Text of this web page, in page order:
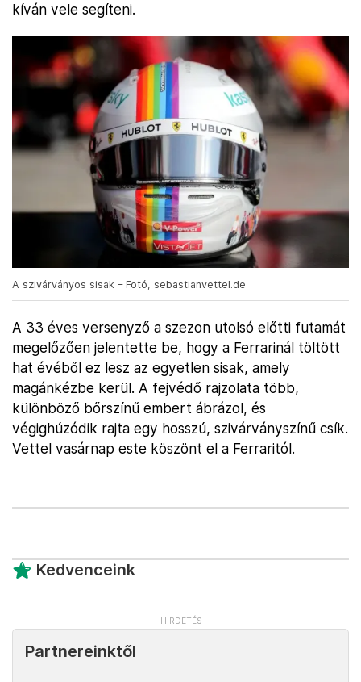
kíván vele segíteni.
A szivárványos sisak – Fotó, sebastianvettel.de
A 33 éves versenyző a szezon utolsó előtti futamát
megelőzően jelentette be, hogy a Ferrarinál töltött
hat évéből ez lesz az egyetlen sisak, amely
magánkézbe kerül. A fejvédő rajzolata több,
különböző bőrszínű embert ábrázol, és
végighúzódik rajta egy hosszú, szivárványszínű csík.
Vettel vasárnap este köszönt el a Ferraritól.
Kedvenceink
Partnereinktől